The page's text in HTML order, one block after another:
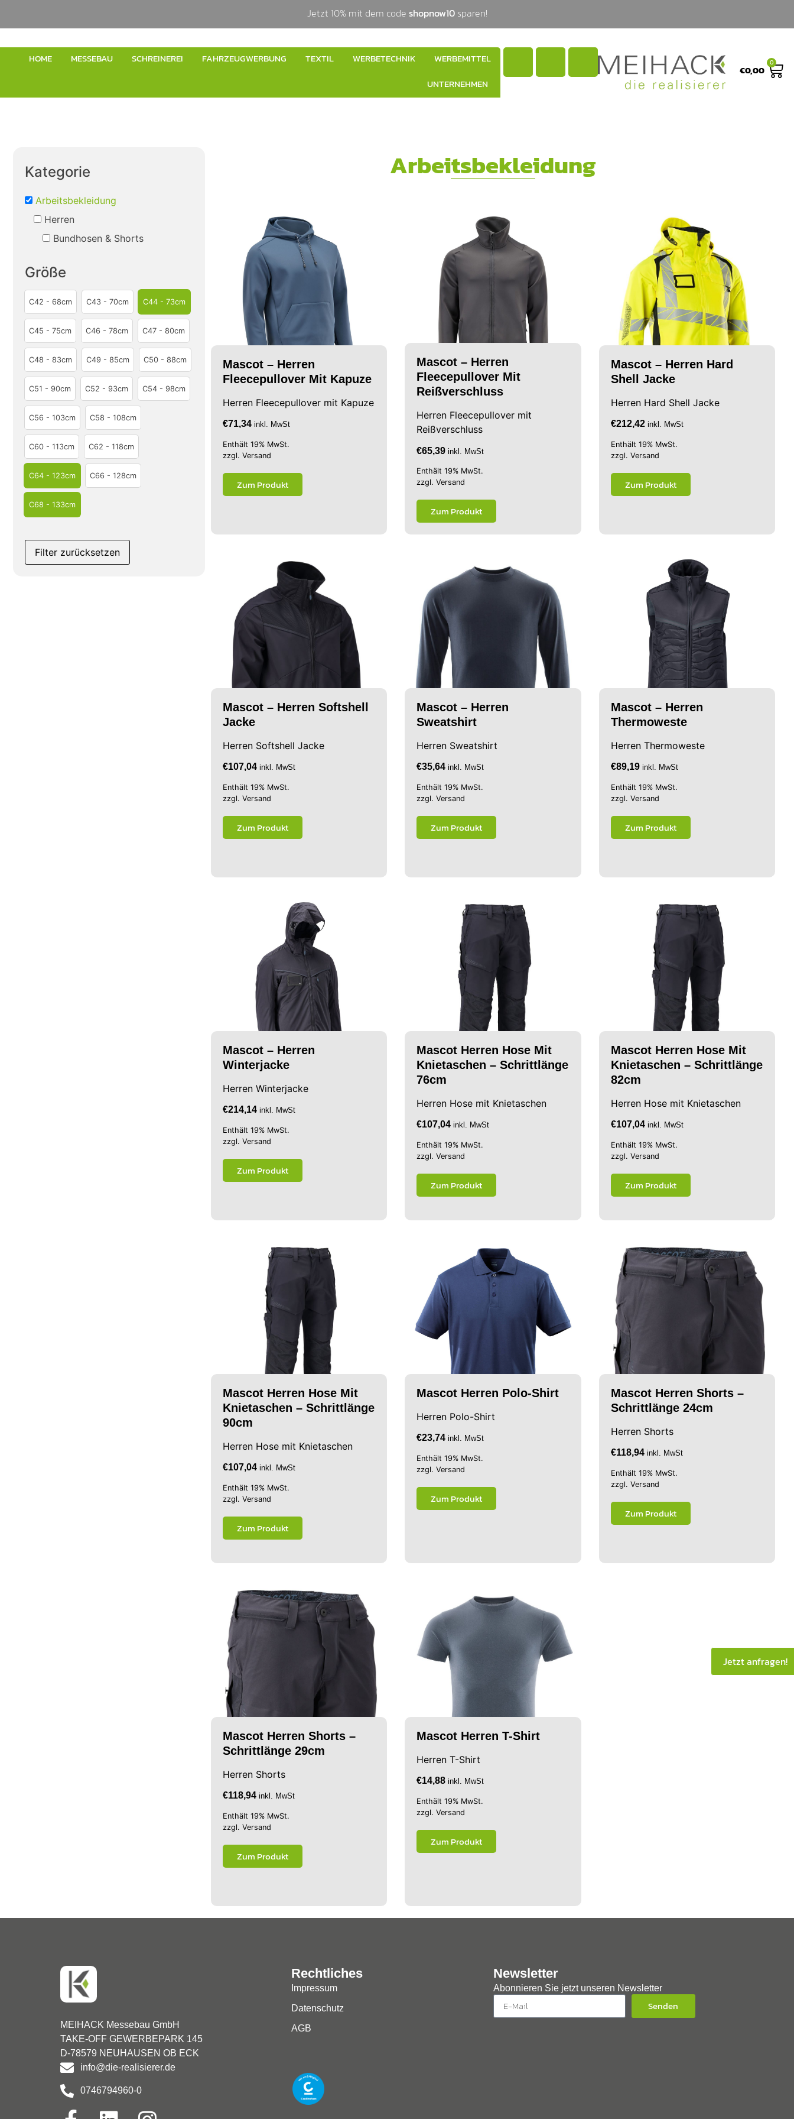
Jetzt 10% mit dem code shopnow10sparen!
HOME MESSEBAU SCHREINEREI FAHRZEUGWERBUNG TEXTIL WERBETECHNIK
WERBEMITTEL
UNTERNEHMEN
€0,00
0
Jetzt anfragen!
Kategorie
Arbeitsbekleidung
Herren
Bundhosen & Shorts
Größe
C42 - 68cm C43 - 70cm C44 - 73cm
C45 - 75cm C46 - 78cm C47 - 80cm
C48 - 83cm C49 - 85cm C50 - 88cm
C51 - 90cm C52 - 93cm C54 - 98cm
C56 - 103cm C58 - 108cm
C60 - 113cm C62 - 118cm
C64 - 123cm C66 - 128cm
C68 - 133cm
Filter zurücksetzen
Arbeitsbekleidung
Mascot – Herren
Fleecepullover Mit Kapuze
Herren Fleecepullover mit Kapuze
€71,34 inkl. MwSt
Enthält 19% MwSt.
zzgl. Versand
Zum Produkt
Mascot – Herren
Fleecepullover Mit
Reißverschluss
Herren Fleecepullover mit
Reißverschluss
€65,39 inkl. MwSt
Enthält 19% MwSt.
zzgl.Versand
Zum Produkt
Mascot – Herren Hard
Shell Jacke
Herren Hard Shell Jacke
€212,42 inkl. MwSt
Enthält 19% MwSt.
zzgl. Versand
Zum Produkt
Mascot – Herren Softshell
Jacke
Herren Softshell Jacke
€107,04 inkl. MwSt
Enthält 19% MwSt.
zzgl. Versand
Zum Produkt
Mascot – Herren
Sweatshirt
Herren Sweatshirt
€35,64 inkl. MwSt
Enthält 19% MwSt.
zzgl.Versand
Zum Produkt
Mascot – Herren
Thermoweste
Herren Thermoweste
€89,19 inkl. MwSt
Enthält 19% MwSt.
zzgl. Versand
Zum Produkt
Mascot – Herren
Winterjacke
Herren Winterjacke
€214,14 inkl. MwSt
Enthält 19% MwSt.
zzgl. Versand
Zum Produkt
Mascot Herren Hose Mit
Knietaschen – Schrittlänge
76cm
Herren Hose mit Knietaschen
€107,04 inkl. MwSt
Enthält 19% MwSt.
zzgl.Versand
Zum Produkt
Mascot Herren Hose Mit
Knietaschen – Schrittlänge
82cm
Herren Hose mit Knietaschen
€107,04 inkl. MwSt
Enthält 19% MwSt.
zzgl. Versand
Zum Produkt
Mascot Herren Hose Mit
Knietaschen – Schrittlänge
90cm
Herren Hose mit Knietaschen
€107,04 inkl. MwSt
Enthält 19% MwSt.
zzgl. Versand
Zum Produkt
Mascot Herren Polo-Shirt
Herren Polo-Shirt
€23,74 inkl. MwSt
Enthält 19% MwSt.
zzgl.Versand
Zum Produkt
Mascot Herren Shorts –
Schrittlänge 24cm
Herren Shorts
€118,94 inkl. MwSt
Enthält 19% MwSt.
zzgl. Versand
Zum Produkt
Mascot Herren Shorts –
Schrittlänge 29cm
Herren Shorts
€118,94 inkl. MwSt
Enthält 19% MwSt.
zzgl. Versand
Zum Produkt
Mascot Herren T-Shirt
Herren T-Shirt
€14,88 inkl. MwSt
Enthält 19% MwSt.
zzgl.Versand
Zum Produkt
MEIHACK Messebau GmbH
TAKE-OFF GEWERBEPARK 145
D-78579 NEUHAUSEN OB ECK
info@die-realisierer.de
0746794960-0
Rechtliches
Impressum
Datenschutz
AGB
Newsletter
Abonnieren Sie jetzt unseren Newsletter
Senden